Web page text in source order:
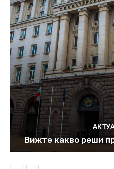
Вижте какво реши